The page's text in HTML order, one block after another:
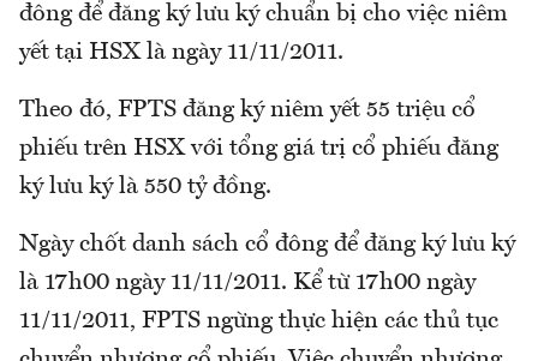
đông để đăng ký lưu ký chuẩn bị cho việc niêm
yết tại HSX là ngày 11/11/2011.
Theo đó, FPTS đăng ký niêm yết 55 triệu cổ
phiếu trên HSX với tổng giá trị cổ phiếu đăng
ký lưu ký là 550 tỷ đồng.
Ngày chốt danh sách cổ đông để đăng ký lưu ký
là 17h00 ngày 11/11/2011. Kể từ 17h00 ngày
11/11/2011, FPTS ngừng thực hiện các thủ tục